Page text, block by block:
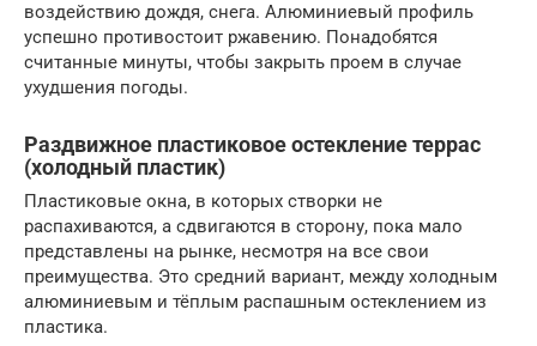
воздействию дождя, снега. Алюминиевый профиль
успешно противостоит ржавению. Понадобятся
считанные минуты, чтобы закрыть проем в случае
ухудшения погоды.
Раздвижное пластиковое остекление террас
(холодный пластик)
Пластиковые окна, в которых створки не
распахиваются, а сдвигаются в сторону, пока мало
представлены на рынке, несмотря на все свои
преимущества. Это средний вариант, между холодным
алюминиевым и тёплым распашным остеклением из
пластика.